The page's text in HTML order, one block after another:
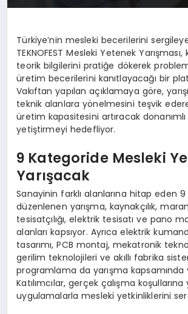
Türkiye’nin mesleki becerilerini
TEKNOFEST Mesleki Yetenek Yarışması,
teorik bilgilerini pratiğe dökerek
üretim becerilerini kanıtlayacağı bir
Vakıftan yapılan açıklamaya göre,
teknik alanlara yönelmesini teşvik
üretim kapasitesini artıracak
yetiştirmeyi hedefliyor.
9 Kategoride Mesleki
Yarışacak
Sanayinin farklı alanlarına hitap eden
düzenlenen yarışma, kaynakçılık,
tesisatçılığı, elektrik tesisatı ve pano
alanları kapsıyor. Ayrıca elektrik
tasarımı, PCB montaj, mekatronik
gerilim teknolojileri ve akıllı fabrika
programlama da yarışma kapsamında
Katılımcılar, gerçek çalışma koşullarına
uygulamalarla mesleki yetkinliklerini